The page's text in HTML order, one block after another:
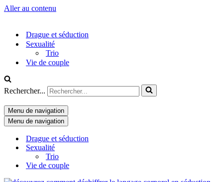
Aller au contenu
Drague et séduction
Sexualité
Trio
Vie de couple
Rechercher...
Menu de navigation
Menu de navigation
Drague et séduction
Sexualité
Trio
Vie de couple